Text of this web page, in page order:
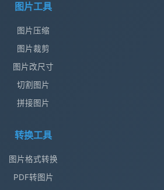
图片工具
图片压缩
图片裁剪
图片改尺寸
切割图片
拼接图片
转换工具
图片格式转换
PDF转图片